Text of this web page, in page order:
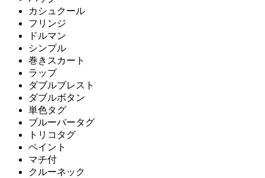
カシュクール
フリンジ
ドルマン
シンプル
巻きスカート
ラップ
ダブルブレスト
ダブルボタン
単色タグ
ブルーバータグ
トリコタグ
ペイント
マチ付
クルーネック